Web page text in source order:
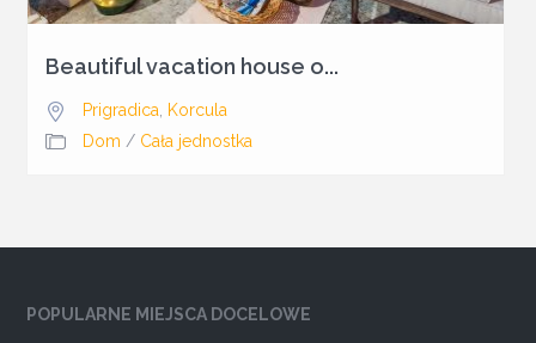
Beautiful vacation house o...
Prigradica, Korcula
Dom / Cała jednostka
POPULARNE MIEJSCA DOCELOWE